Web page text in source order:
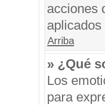
acciones
Arriba
» ¿Qué
Los
para